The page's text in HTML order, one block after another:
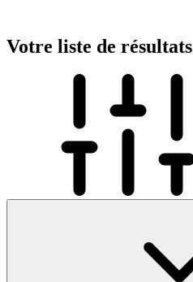
Votre liste de résultats